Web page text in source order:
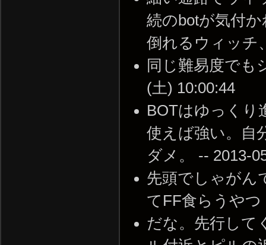
続のbotが気付
倒れるウィッチ
同じ難易度でも
(土) 10:00:44
BOTはゆっくり
使えば強い。自
ダメ。 -- 2013-
先頭でしゃがん
てFF食らうやつ
だな。先行して